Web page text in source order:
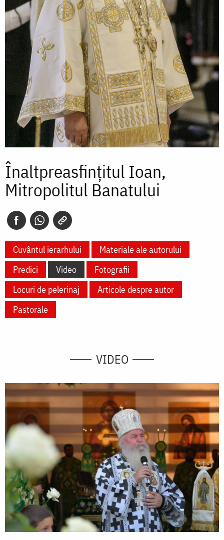
Înaltpreasfințitul Ioan,
Mitropolitul Banatului
Cuvântul ierarhului
Materiale ale autorului
Predici
Video
Fotografii
Locuri de pelerinaj
Articole despre autor
Pastorale
VIDEO